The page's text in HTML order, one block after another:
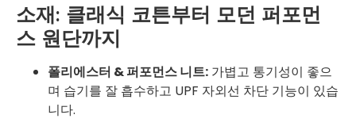
소재: 클래식 코튼부터 모던 퍼포먼
스 원단까지
폴리에스터 & 퍼포먼스 니트: 가볍고 통기성이 좋으
며 습기를 잘 흡수하고 UPF 자외선 차단 기능이 있습
니다.